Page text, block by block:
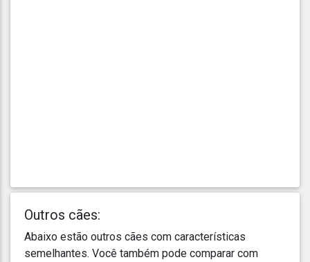
Outros cães:
Abaixo estão outros cães com características
semelhantes. Você também pode comparar com